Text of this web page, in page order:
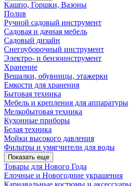
Кашпо, Горшки, Вазоны
Полив
Ручной садовый инструмент
Садовая и дачная мебель
Садовый дизайн
Снегоуборочный инструмент
Электро- и бензоинструмент
Хранение
Вешалки, обувницы, этажерки
Емкости для хранения
Бытовая техника
Мебель и крепления для аппаратуры
Мелкобытовая техника
Кухонные приборы
Белая техника
Мойки высокого давления
Фильтры и умягчители для воды
Показать еще
Товары для Нового Года
Елочные и Новогодние украшения
Карнавальные костюмы и аксессуары